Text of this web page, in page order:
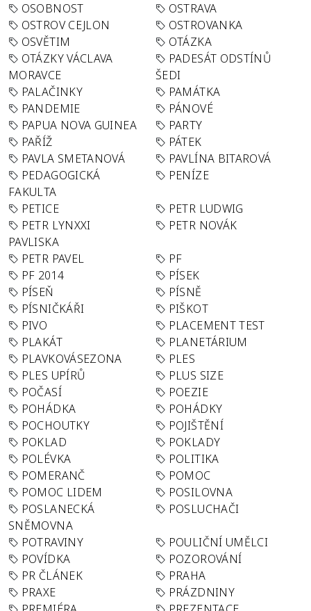
OSOBNOST
OSTRAVA
OSTROV CEJLON
OSTROVANKA
OSVĚTIM
OTÁZKA
OTÁZKY VÁCLAVA
MORAVCE
PADESÁT ODSTÍNŮ
ŠEDI
PALAČINKY
PAMÁTKA
PANDEMIE
PÁNOVÉ
PAPUA NOVA GUINEA
PARTY
PAŘÍŽ
PÁTEK
PAVLA SMETANOVÁ
PAVLÍNA BITAROVÁ
PEDAGOGICKÁ
FAKULTA
PENÍZE
PETICE
PETR LUDWIG
PETR LYNXXI
PAVLISKA
PETR NOVÁK
PETR PAVEL
PF
PF 2014
PÍSEK
PÍSEŇ
PÍSNĚ
PÍSNIČKÁŘI
PIŠKOT
PIVO
PLACEMENT TEST
PLAKÁT
PLANETÁRIUM
PLAVKOVÁSEZONA
PLES
PLES UPÍRŮ
PLUS SIZE
POČASÍ
POEZIE
POHÁDKA
POHÁDKY
POCHOUTKY
POJIŠTĚNÍ
POKLAD
POKLADY
POLÉVKA
POLITIKA
POMERANČ
POMOC
POMOC LIDEM
POSILOVNA
POSLANECKÁ
SNĚMOVNA
POSLUCHAČI
POTRAVINY
POULIČNÍ UMĚLCI
POVÍDKA
POZOROVÁNÍ
PR ČLÁNEK
PRAHA
PRAXE
PRÁZDNINY